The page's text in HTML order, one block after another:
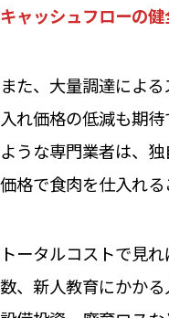
キャッシュフローの
また、大量調達によ
入れ価格の低減も期
ような専門業者は、
価格で食肉を仕入れる
トータルコストで見
数、新人教育にかかる